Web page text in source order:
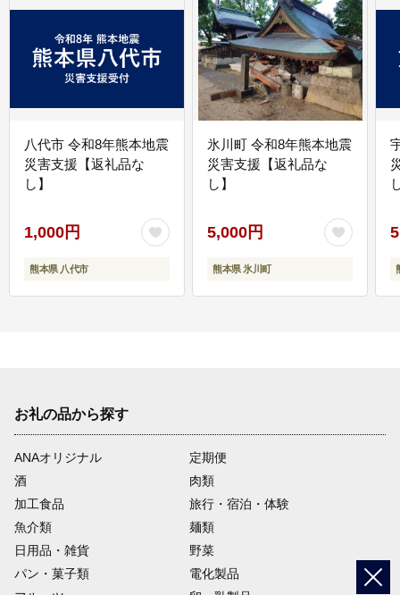
八代市 令和8年熊本地震
災害支援【返礼品な
し】
1,000円
熊本県 八代市
氷川町 令和8年熊本地震
災害支援【返礼品な
し】
5,000円
熊本県 氷川町
お礼の品から探す
ANAオリジナル
定期便
酒
肉類
加工食品
旅行・宿泊・体験
魚介類
麺類
日用品・雑貨
野菜
パン・菓子類
電化製品